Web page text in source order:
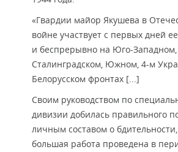
«Гвардии майор Якушева в
войне участвует с первых дней
и беспрерывно на Юго-Западном,
Сталинградском, Южном, 4-м
Белорусском фронтах [...]
Своим руководством по
дивизии добилась правильного
личным составом о
большая работа проведена в